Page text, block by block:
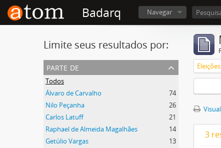
Badarq Navegar
Limite seus resultados por:
parte de
Todos
Álvaro de Carvalho
74
Nilo Peçanha
26
Carlos Latuff
21
Raphael de Almeida Magalhães
14
Getúlio Vargas
13
Eleições
3